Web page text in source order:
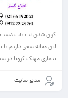
گران شدن لپ تاپ دست
این مقاله سعی داریم تا
بیماری مهلک کرونا در
مدیر سایت